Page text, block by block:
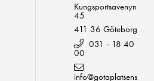
Kungsportsavenyn
45
411 36 Göteborg
031 - 18 40
00
info@gotaplatsens